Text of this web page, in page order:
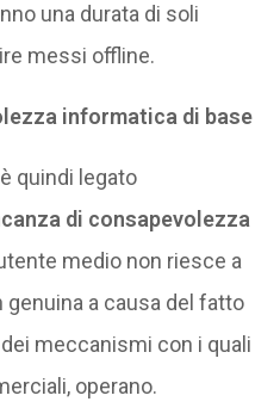
una durata di soli
messi offline.
informatica di base
quindi legato
di consapevolezza
medio non riesce a
a causa del fatto
meccanismi con i quali
operano.